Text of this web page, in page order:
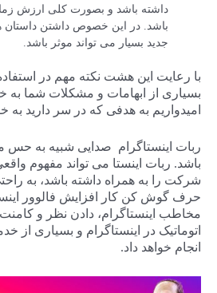
داشته باشد و بصورت کلی ارزش
باشد. در این خصوص داشتن
جدید بسیار می تواند موثر باشد.
با رعایت این هشت نکته مهم در
بسیاری از ابهامات و مشکلات شما به
امیدواریم به هدفی که در سر دارید به
ربات اینستاگرام صدایی شبیه به
باشد. ربات اینستا می تواند مفهوم
شرکت را به همراه داشته باشد، به
حرف گوش کن کار افزایش فالوور
مخاطب اینستاگرام، دادن نظر و
اتوماتیک در اینستاگرام و بسیاری از
انجام خواهد داد.